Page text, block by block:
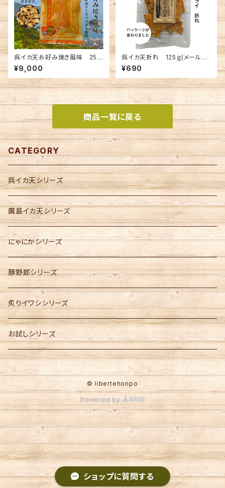
ショップに質問する
呉イカ天お好み焼き風味 25ｇ
入×40袋セット(宅配手数料込
み)
¥9,000
呉イカ天折れ 125ｇ(メール便
送料込み) ※複数個の注文不
可
¥690
商品一覧に戻る
CATEGORY
呉イカ天シリーズ
廣島イカ天シリーズ
にゃにかシリーズ
豚野郎シリーズ
炙りイワシシリーズ
お試しシリーズ
© libertehonpo
Powered by